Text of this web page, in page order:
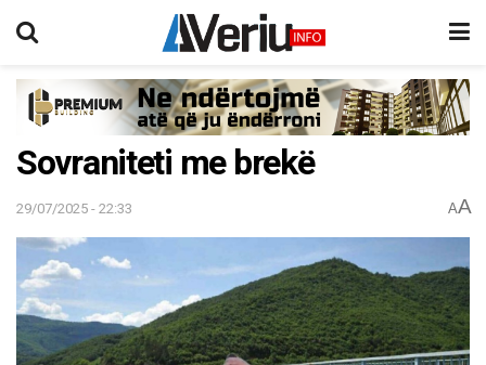
Sovraniteti me brekë
29/07/2025 - 22:33 AA